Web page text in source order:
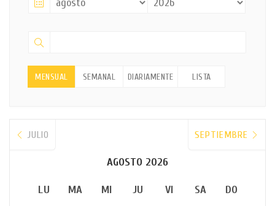
MENSUAL SEMANAL DIARIAMENTE LISTA
JULIO
AGOSTO 2026
SEPTIEMBRE
LU MA MI JU VI SA
DO